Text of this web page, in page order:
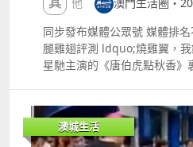
中支票最為常見 01、 支票是
的無條件書面命令，要求銀行
予特定人或其指定人或持票人
日期、付款銀行名稱、出票人
息。 除現金支票，出票人為防
票左上角畫2條平行線或在支
得轉讓NOT
NOT NEGOTIABLErdquo;
ACCOUNT PAYEE
元澳門幣後才知道陷入騙局，
手調查案件，暫未有人被捕
本的理智都失去了？ 色字當
讀書 畢竟家裏的錢亦來之不易
樣樣齊全 中學生墮騙局，被
號，該名14歲中學生亦是在
同步發布媒體公眾號 媒體排
腿雞翅評測 ldquo;燒雞翼，
星馳主演的《唐伯虎點秋香》
為大家介紹的就是，來自垚窯
部食品為了效率提前制作完成
澳城生活